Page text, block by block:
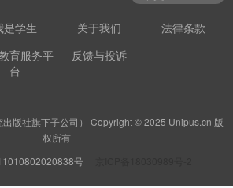
是学生 关于我们
法律条款
育服务平
台
反馈与投诉
版社旗下子公司） Copyright © 2025 Unipus.cn 版
权所有
号